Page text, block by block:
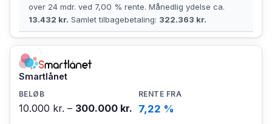
over 24 mdr. ved 7,00 % rente. Månedlig ydelse ca.
13.432 kr. Samlet tilbagebetaling: 322.363 kr.
Smartlånet
10.000 kr. – 300.000 kr. 7,22 %